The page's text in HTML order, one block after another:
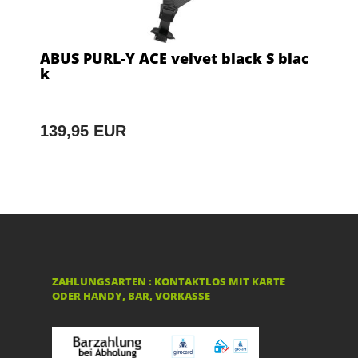
ABUS PURL-Y ACE velvet black S blac
k
139,95 EUR
ZAHLUNGSARTEN : KONTAKTLOS MIT KARTE
ODER HANDY, BAR, VORKASSE